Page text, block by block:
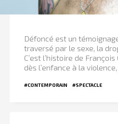
Défoncé est un
traversé par le sexe, la
C’est l’histoire de
dès l’enfance à la
#CONTEMPORAIN #SPECTACLE